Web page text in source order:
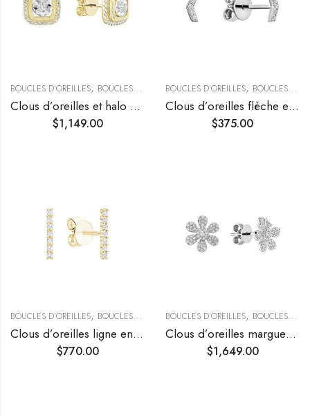
BOUCLES D'OREILLES, BOUCLES D’OREILLES CLOUS ,BOUCLES D’OREILLES
Clous d’oreilles et halo de diamants
$1,149.00
BOUCLES D'OREILLES, BOUCLES D’OREILLES CLOUS
Clous d’oreilles flèche en diamants
$375.00
BOUCLES D'OREILLES, BOUCLES D’OREILLES CLOUS ,BOUCLES D’OREILLES
Clous d’oreilles ligne en diamants
$770.00
BOUCLES D'OREILLES, BOUCLES D’OREILLES CLOUS
Clous d’oreilles marguerite sertis de diamants
$1,649.00